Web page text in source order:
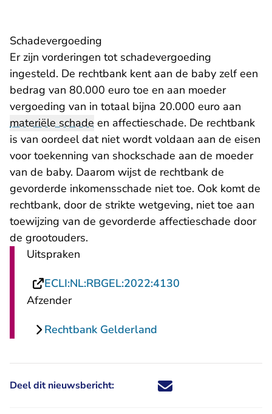
Schadevergoeding
Er zijn vorderingen tot schadevergoeding
ingesteld. De rechtbank kent aan de baby zelf een
bedrag van 80.000 euro toe en aan moeder
vergoeding van in totaal bijna 20.000 euro aan
materiële schade en affectieschade. De rechtbank
is van oordeel dat niet wordt voldaan aan de eisen
voor toekenning van shockschade aan de moeder
van de baby. Daarom wijst de rechtbank de
gevorderde inkomensschade niet toe. Ook komt de
rechtbank, door de strikte wetgeving, niet toe aan
toewijzing van de gevorderde affectieschade door
de grootouders.
Uitspraken
ECLI:NL:RBGEL:2022:4130
Afzender
Rechtbank Gelderland
Deel dit nieuwsbericht: Deel dit nieuwsbericht via X -
Deel dit nieuwsbericht via
Deel dit nieuwsbericht
Deel dit